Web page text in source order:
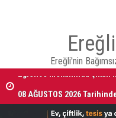
Ereğli'nin
Eğlence mekanında